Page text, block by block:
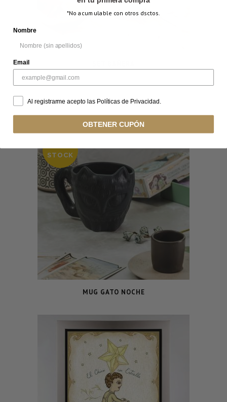
Productos relacionados...
STOCK
MUG GATO NOCHE
*No acumulable con otros dsctos.
Nombre
Email
Al registrarme acepto las Políticas de Privacidad.
OBTENER CUPÓN